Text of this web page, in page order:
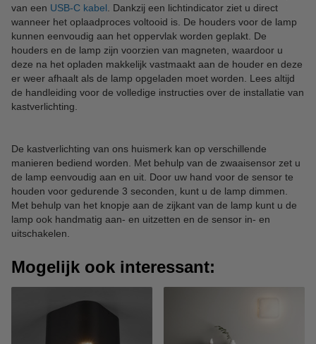
van een USB-C kabel . Dankzij een lichtindicator ziet u direct
wanneer het oplaadproces voltooid is. De houders voor de lamp
kunnen eenvoudig aan het oppervlak worden geplakt. De
houders en de lamp zijn voorzien van magneten, waardoor u
deze na het opladen makkelijk vastmaakt aan de houder en deze
er weer afhaalt als de lamp opgeladen moet worden. Lees altijd
de handleiding voor de volledige instructies over de installatie van
kastverlichting.
De kastverlichting van ons huismerk kan op verschillende
manieren bediend worden. Met behulp van de zwaaisensor zet u
de lamp eenvoudig aan en uit. Door uw hand voor de sensor te
houden voor gedurende 3 seconden, kunt u de lamp dimmen.
Met behulp van het knopje aan de zijkant van de lamp kunt u de
lamp ook handmatig aan- en uitzetten en de sensor in- en
uitschakelen.
Mogelijk ook interessant: